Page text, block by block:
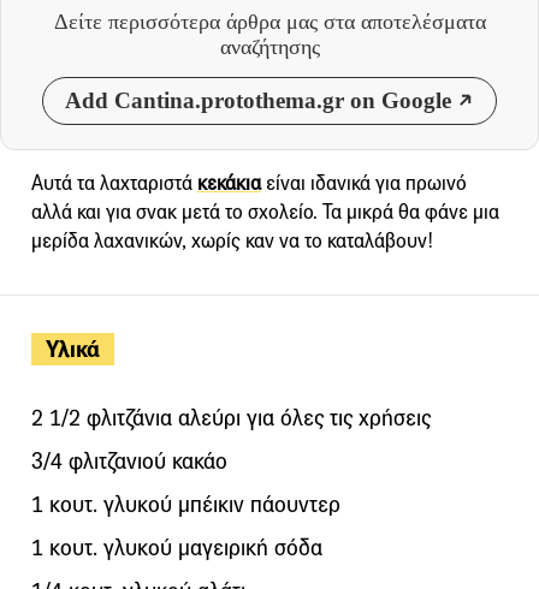
Δείτε περισσότερα άρθρα μας στα αποτελέσματα
αναζήτησης
Add Cantina.protothema.gr on Google
Υλικά
2 1/2 φλιτζάνια αλεύρι για όλες τις χρήσεις
3/4 φλιτζανιού κακάο
1 κουτ. γλυκού μπέικιν πάουντερ
1 κουτ. γλυκού μαγειρική σόδα
Αυτά τα λαχταριστά κεκάκιαείναι ιδανικά για πρωινό
αλλά και για σνακ μετά το σχολείο. Τα μικρά θα φάνε μια
μερίδα λαχανικών, χωρίς καν να το καταλάβουν!